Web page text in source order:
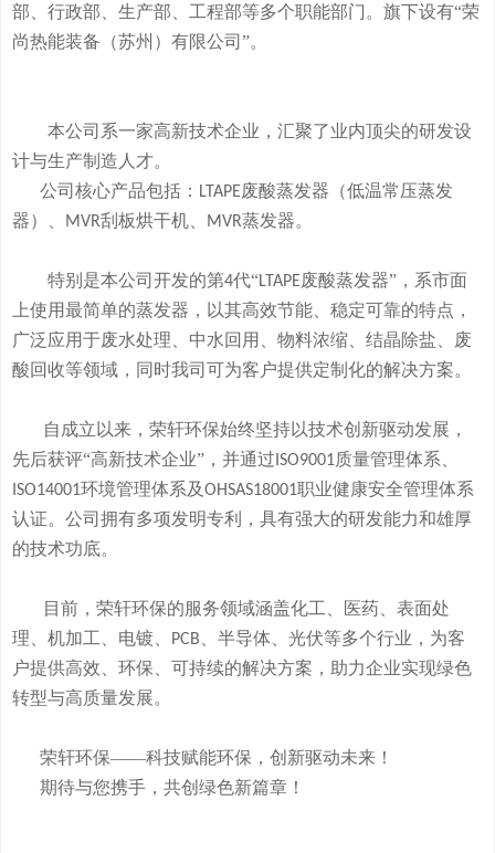
部、行政部、生产部、工程部等多个职能部门。旗下设有“荣
尚热能装备（苏州）有限公司”。
本公司系一家高新技术企业，汇聚了业内顶尖的研发设
计与生产制造人才。
公司核心产品包括： LTAPE废酸蒸发器 （低温常压蒸发
器）、
MVR刮板烘干机、 MVR蒸发器。
特别是本公司开发的第4代“LTAPE废酸蒸发器” ，系市面
上使用最简单的蒸发器， 以其高效节能、稳定可靠的特点，
广泛应用于废水处理、中水回用、物料浓缩、结晶除盐、废
酸回收等领域， 同时我司可为客户提供定制化的解决方案。
自成立以来，荣轩环保始终坚持以技术创新驱动发展，
先后获评“高新技术企业”，并通过 ISO9001质量管理体系、
ISO14001环境管理体系及OHSAS18001职业健康安全管理体系
认证。公司拥有多项发明专利，具有强大的研发能力和雄厚
的技术功底。
目前，荣轩环保的服务领域涵盖化工、医药、表面处
理、机加工、电镀、
PCB
、半导体、光伏等多个行业，为客
户提供高效、环保、可持续的解决方案，助力企业实现绿色
转型与高质量发展。
荣轩环保——科技赋能环保，创新驱动未来！
期待与您携手，共创绿色新篇章！